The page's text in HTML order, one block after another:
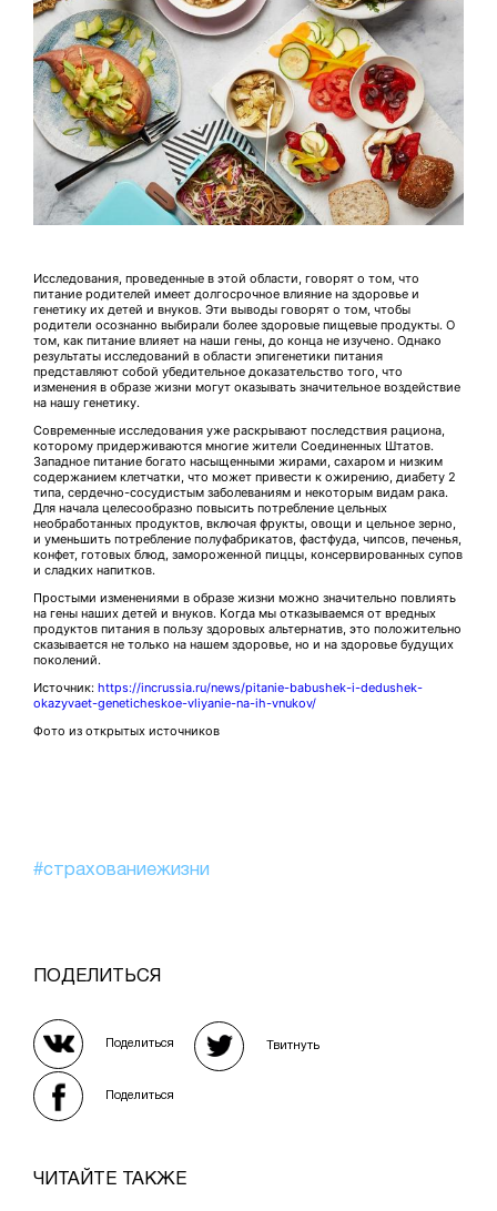
Исследования, проведенные в этой области, говорят о том, что
питание родителей имеет долгосрочное влияние на здоровье и
генетику их детей и внуков. Эти выводы говорят о том, чтобы
родители осознанно выбирали более здоровые пищевые продукты. О
том, как питание влияет на наши гены, до конца не изучено. Однако
результаты исследований в области эпигенетики питания
представляют собой убедительное доказательство того, что
изменения в образе жизни могут оказывать значительное воздействие
на нашу генетику.
Современные исследования уже раскрывают последствия рациона,
которому придерживаются многие жители Соединенных Штатов.
Западное питание богато насыщенными жирами, сахаром и низким
содержанием клетчатки, что может привести к ожирению, диабету 2
типа, сердечно-сосудистым заболеваниям и некоторым видам рака.
Для начала целесообразно повысить потребление цельных
необработанных продуктов, включая фрукты, овощи и цельное зерно,
и уменьшить потребление полуфабрикатов, фастфуда, чипсов, печенья,
конфет, готовых блюд, замороженной пиццы, консервированных супов
и сладких напитков.
Простыми изменениями в образе жизни можно значительно повлиять
на гены наших детей и внуков. Когда мы отказываемся от вредных
продуктов питания в пользу здоровых альтернатив, это положительно
сказывается не только на нашем здоровье, но и на здоровье будущих
поколений.
Источник: https://incrussia.ru/news/pitanie-babushek-i-dedushek-
okazyvaet-geneticheskoe-vliyanie-na-ih-vnukov/
Фото из открытых источников
#страхованиежизни
ПОДЕЛИТЬСЯ
Поделиться Твитнуть
Поделиться
ЧИТАЙТЕ ТАКЖЕ